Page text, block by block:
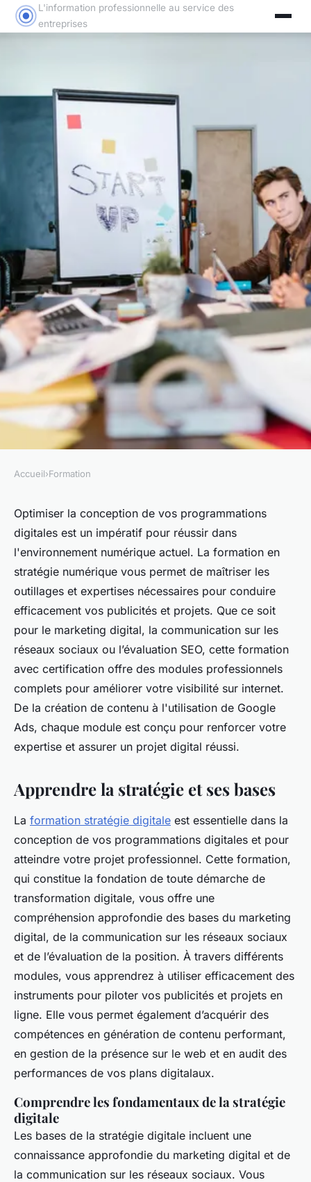
L'information professionnelle au service des
entreprises
Formation stratégie digitale :
un parcours obligatoire pour
réussir votre projet web
admin•27 juin 2024•8 min de lecture
Accueil›Formation
Optimiser la conception de vos programmations
digitales est un impératif pour réussir dans
l'environnement numérique actuel. La formation en
stratégie numérique vous permet de maîtriser les
outillages et expertises nécessaires pour conduire
efficacement vos publicités et projets. Que ce soit
pour le marketing digital, la communication sur les
réseaux sociaux ou l’évaluation SEO, cette formation
avec certification offre des modules professionnels
complets pour améliorer votre visibilité sur internet.
De la création de contenu à l'utilisation de Google
Ads, chaque module est conçu pour renforcer votre
expertise et assurer un projet digital réussi.
Apprendre la stratégie et ses bases
La formation stratégie digitale est essentielle dans la
conception de vos programmations digitales et pour
atteindre votre projet professionnel. Cette formation,
qui constitue la fondation de toute démarche de
transformation digitale, vous offre une
compréhension approfondie des bases du marketing
digital, de la communication sur les réseaux sociaux
et de l’évaluation de la position. À travers différents
modules, vous apprendrez à utiliser efficacement des
instruments pour piloter vos publicités et projets en
ligne. Elle vous permet également d’acquérir des
compétences en génération de contenu performant,
en gestion de la présence sur le web et en audit des
performances de vos plans digitalaux.
Comprendre les fondamentaux de la stratégie
digitale
Les bases de la stratégie digitale incluent une
connaissance approfondie du marketing digital et de
la communication sur les réseaux sociaux. Vous